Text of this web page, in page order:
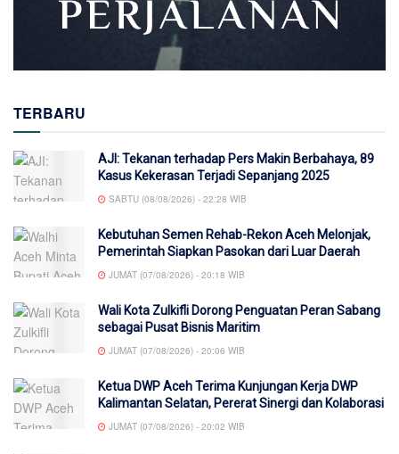
TERBARU
AJI: Tekanan terhadap Pers Makin Berbahaya, 89
Kasus Kekerasan Terjadi Sepanjang 2025
SABTU (08/08/2026) - 22:28 WIB
Kebutuhan Semen Rehab-Rekon Aceh Melonjak,
Pemerintah Siapkan Pasokan dari Luar Daerah
JUMAT (07/08/2026) - 20:18 WIB
Wali Kota Zulkifli Dorong Penguatan Peran Sabang
sebagai Pusat Bisnis Maritim
JUMAT (07/08/2026) - 20:06 WIB
Ketua DWP Aceh Terima Kunjungan Kerja DWP
Kalimantan Selatan, Pererat Sinergi dan Kolaborasi
JUMAT (07/08/2026) - 20:02 WIB